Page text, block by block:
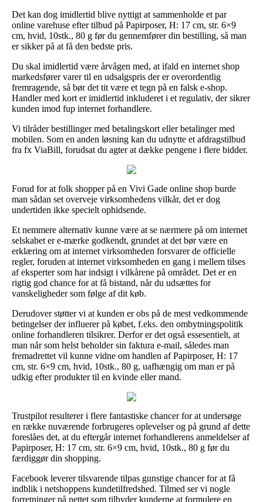
Det kan dog imidlertid blive nyttigt at sammenholde et par
online varehuse efter tilbud på Papirposer, H: 17 cm, str. 6×9
cm, hvid, 10stk., 80 g før du gennemfører din bestilling, så man
er sikker på at få den bedste pris.
Du skal imidlertid være årvågen med, at ifald en internet shop
markedsfører varer til en udsalgspris der er overordentlig
fremragende, så bør det tit være et tegn på en falsk e-shop.
Handler med kort er imidlertid inkluderet i et regulativ, der sikrer
kunden imod fup internet forhandlere.
Vi tilråder bestillinger med betalingskort eller betalinger med
mobilen. Som en anden løsning kan du udnytte et afdragstilbud
fra fx ViaBill, forudsat du agter at dække pengene i flere bidder.
Forud for at folk shopper på en Vivi Gade online shop burde
man sådan set overveje virksomhedens vilkår, det er dog
undertiden ikke specielt ophidsende.
Et nemmere alternativ kunne være at se nærmere på om internet
selskabet er e-mærke godkendt, grundet at det bør være en
erklæring om at internet virksomheden forsvarer de officielle
regler, foruden at internet virksomheden en gang i mellem tilses
af eksperter som har indsigt i vilkårene på området. Det er en
rigtig god chance for at få bistand, når du udsættes for
vanskeligheder som følge af dit køb.
Derudover støtter vi at kunden er obs på de mest vedkommende
betingelser der influerer på købet, f.eks. den ombytningspolitik
online forhandleren tilsikrer. Derfor er det også essesentielt, at
man når som helst beholder sin faktura e-mail, således man
fremadrettet vil kunne vidne om handlen af Papirposer, H: 17
cm, str. 6×9 cm, hvid, 10stk., 80 g, uafhængig om man er på
udkig efter produkter til en kvinde eller mand.
Trustpilot resulterer i flere fantastiske chancer for at undersøge
en række nuværende forbrugeres oplevelser og på grund af dette
foreslåes det, at du eftergår internet forhandlerens anmeldelser af
Papirposer, H: 17 cm, str. 6×9 cm, hvid, 10stk., 80 g før du
færdiggør din shopping.
Facebook leverer tilsvarende tilpas gunstige chancer for at få
indblik i netshoppens kundetilfredshed. Tilmed ser vi nogle
forretninger på nettet som tilbyder kunderne at formulere en